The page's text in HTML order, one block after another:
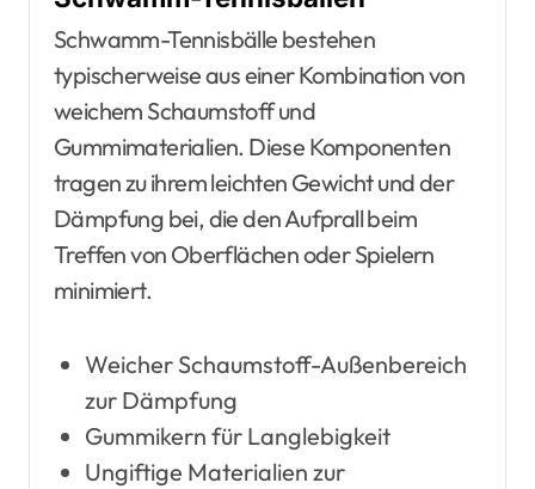
Schwamm-Tennisbälle bestehen
typischerweise aus einer Kombination von
weichem Schaumstoff und
Gummimaterialien. Diese Komponenten
tragen zu ihrem leichten Gewicht und der
Dämpfung bei, die den Aufprall beim
Treffen von Oberflächen oder Spielern
minimiert.
Weicher Schaumstoff-Außenbereich
zur Dämpfung
Gummikern für Langlebigkeit
Ungiftige Materialien zur